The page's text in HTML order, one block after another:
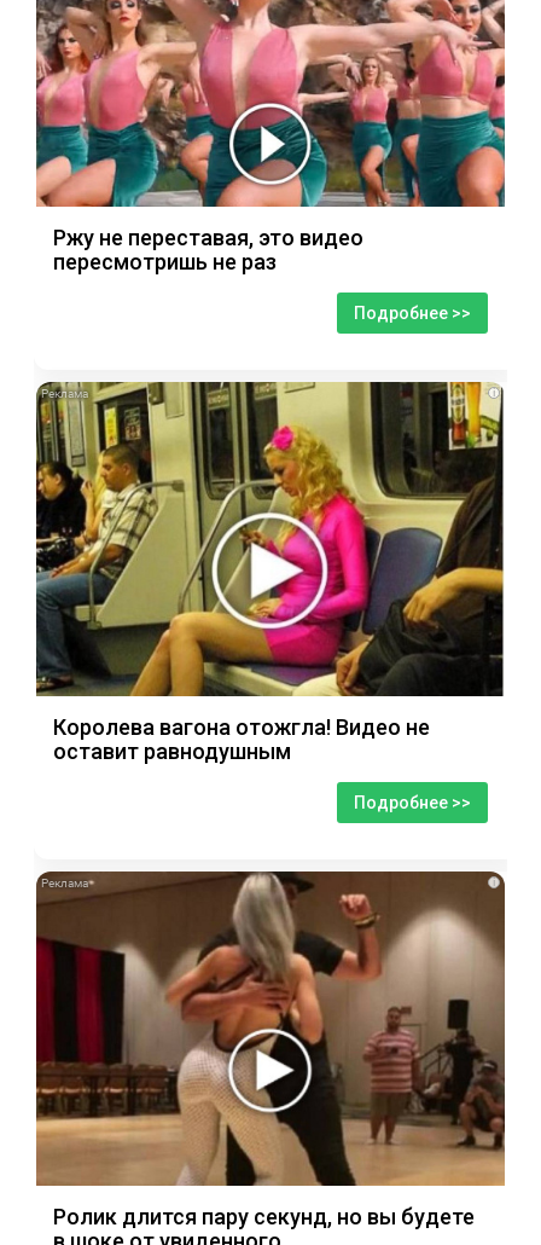
Ржу не переставая, это видео
пересмотришь не раз
Подробнее >>
i
Королева вагона отожгла! Видео не
оставит равнодушным
Подробнее >>
i
Ролик длится пару секунд, но вы будете